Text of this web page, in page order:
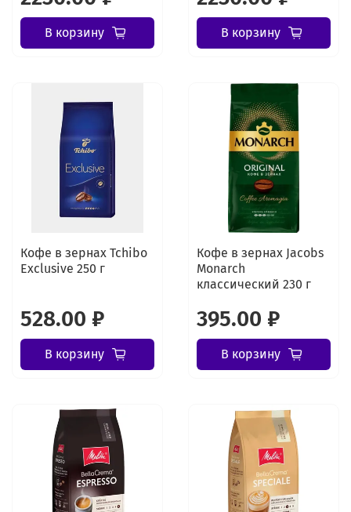
В корзину В корзину
Кофе в зернах Tchibo
Exclusive 250 г
528.00 ₽
В корзину
Кофе в зернах Jacobs
Monarch
классический 230 г
395.00 ₽
В корзину